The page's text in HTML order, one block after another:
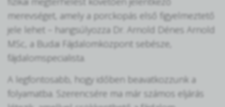
merevséget, amely a porckopás első figyelmeztető
jele lehet – hangsúlyozza Dr. Arnold Dénes Arnold
MSc, a Budai Fájdalomközpont sebésze,
fájdalomspecialista.
A legfontosabb, hogy időben beavatkozzunk a
folyamatba. Szerencsére ma már számos eljárás